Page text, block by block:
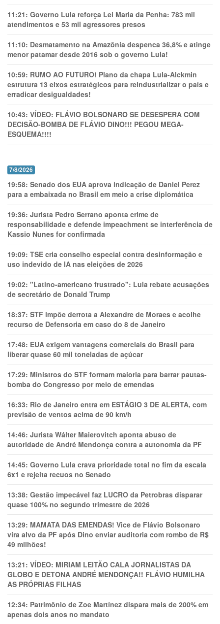
11:21: Governo Lula reforça Lei Maria da Penha: 783 mil
atendimentos e 53 mil agressores presos
11:10: Desmatamento na Amazônia despenca 36,8% e atinge
menor patamar desde 2016 sob o governo Lula!
10:59: RUMO AO FUTURO! Plano da chapa Lula-Alckmin
estrutura 13 eixos estratégicos para reindustrializar o país e
erradicar desigualdades!
10:43: VÍDEO: FLÁVIO BOLSONARO SE DESESPERA COM
DECISÃO-BOMBA DE FLÁVIO DINO!!! PEGOU MEGA-
ESQUEMA!!!!
7/8/2026
19:58: Senado dos EUA aprova indicação de Daniel Perez
para a embaixada no Brasil em meio a crise diplomática
19:36: Jurista Pedro Serrano aponta crime de
responsabilidade e defende impeachment se interferência de
Kassio Nunes for confirmada
19:09: TSE cria conselho especial contra desinformação e
uso indevido de IA nas eleições de 2026
19:02: "Latino-americano frustrado": Lula rebate acusações
de secretário de Donald Trump
18:37: STF impõe derrota a Alexandre de Moraes e acolhe
recurso de Defensoria em caso do 8 de Janeiro
17:48: EUA exigem vantagens comerciais do Brasil para
liberar quase 60 mil toneladas de açúcar
17:29: Ministros do STF formam maioria para barrar pautas-
bomba do Congresso por meio de emendas
16:33: Rio de Janeiro entra em ESTÁGIO 3 DE ALERTA, com
previsão de ventos acima de 90 km/h
14:46: Jurista Wálter Maierovitch aponta abuso de
autoridade de André Mendonça contra a autonomia da PF
14:45: Governo Lula crava prioridade total no fim da escala
6x1 e rejeita recuos no Senado
13:38: Gestão impecável faz LUCRO da Petrobras disparar
quase 100% no segundo trimestre de 2026
13:29: MAMATA DAS EMENDAS! Vice de Flávio Bolsonaro
vira alvo da PF após Dino enviar auditoria com rombo de R$
49 milhões!
13:21: VÍDEO: MIRIAM LEITÃO CALA JORNALISTAS DA
GLOBO E DETONA ANDRÉ MENDONÇA!! FLÁVIO HUMILHA
AS PRÓPRIAS FILHAS
12:34: Patrimônio de Zoe Martínez dispara mais de 200% em
apenas dois anos no mandato